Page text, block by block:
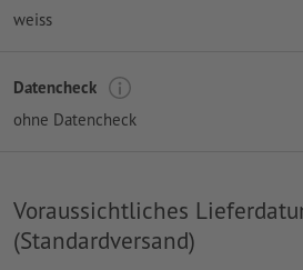
weiss
Datencheck
ohne Datencheck
Voraussichtliches
(Standardversand)